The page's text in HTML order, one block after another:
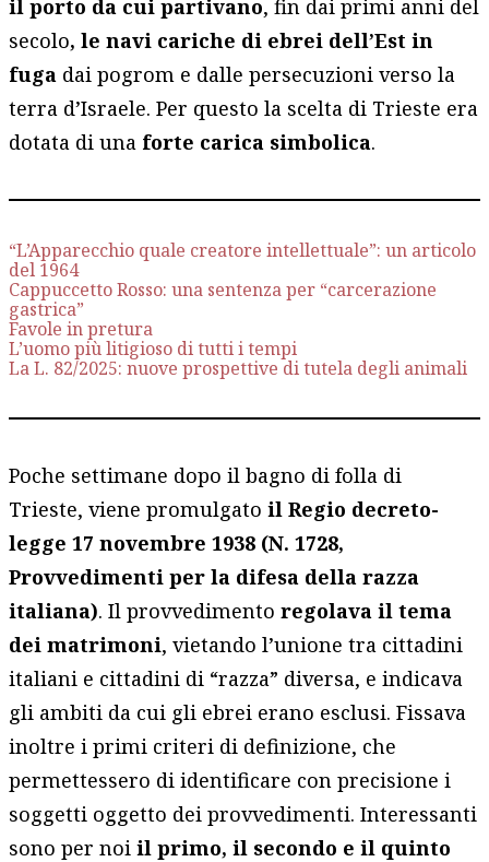
il porto da cui partivano, fin dai primi anni del
secolo, le navi cariche di ebrei dell’Est in
fuga dai pogrom e dalle persecuzioni verso la
terra d’Israele. Per questo la scelta di Trieste era
dotata di una forte carica simbolica.
“L’Apparecchio quale creatore intellettuale”: un articolo
del 1964
Cappuccetto Rosso: una sentenza per “carcerazione
gastrica”
Favole in pretura
L’uomo più litigioso di tutti i tempi
La L. 82/2025: nuove prospettive di tutela degli animali
Poche settimane dopo il bagno di folla di
Trieste, viene promulgatoil Regio decreto-
legge 17 novembre 1938 (N. 1728,
Provvedimenti per la difesa della razza
italiana). Il provvedimentoregolava il tema
dei matrimoni, vietando l’unione tra cittadini
italiani e cittadini di “razza” diversa, e indicava
gli ambiti da cui gli ebrei erano esclusi. Fissava
inoltre i primi criteri di definizione, che
permettessero di identificare con precisione i
soggetti oggetto dei provvedimenti. Interessanti
sono per noiil primo, il secondo e il quinto